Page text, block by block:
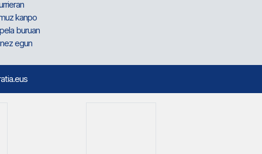
kanpo
buruan
egun